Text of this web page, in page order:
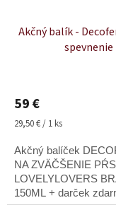
Akčný balík -
spevnenie
produktu
je
5,0
z
5
hviezdičiek.
59 €
Jednotková
29,50 € / 1 ks
Akčný balíček
NA ZVÄČŠENIE
LOVELYLOVERS
150ML + darček